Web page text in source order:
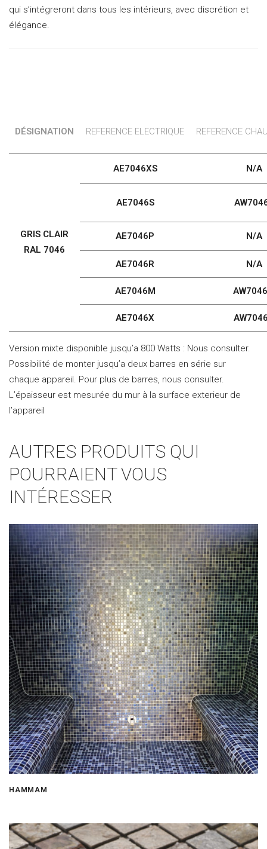
qui s’intégreront dans tous les intérieurs, avec discrétion et
élégance.
DÉSIGNATION REFERENCE ELECTRIQUE REFERENCE
GRIS CLAIR
RAL 7046
AE7046XS N/A
AE7046S
AE7046P N/A
AE7046R N/A
AE7046M
AE7046X
Version mixte disponible jusqu’a 800 Watts : Nous consulter.
Possibilité de monter jusqu’a deux barres en série sur
chaque appareil. Pour plus de barres, nous consulter.
L’épaisseur est mesurée du mur à la surface exterieur de
l’appareil
AUTRES PRODUITS QUI
POURRAIENT VOUS
INTÉRESSER
HAMMAM